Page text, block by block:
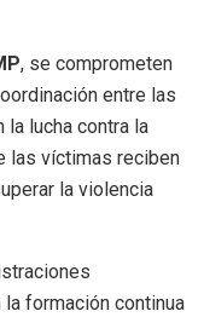
, se comprometen
entre las
lucha contra la
las víctimas reciben
la violencia
formación continua